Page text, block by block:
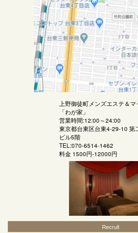
上野御徒町メンズエステ＆マ
「わが家 」
営業時間:12:00～24:00
東京都台東区台東4-29-10 第
ビル5階
TEL:070-6514-1462
料金 1500円-12000円
Recruit